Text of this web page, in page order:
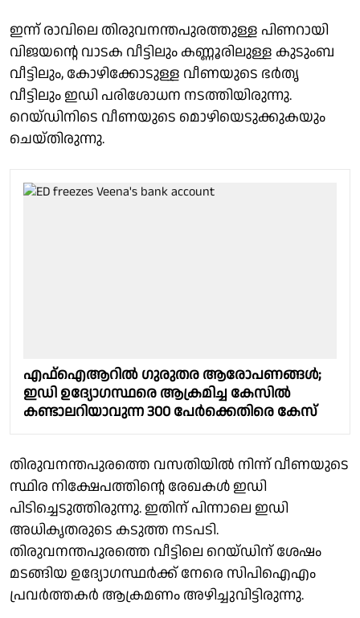
ഇന്ന് രാവിലെ തിരുവനന്തപുരത്തുള്ള പിണറായി
വിജയൻ്റെ വാടക വീട്ടിലും കണ്ണൂരിലുള്ള കുടുംബ
വീട്ടിലും, കോഴിക്കോടുള്ള വീണയുടെ ഭർതൃ
വീട്ടിലും ഇഡി പരിശോധന നടത്തിയിരുന്നു.
റെയ്ഡിനിടെ വീണയുടെ മൊഴിയെടുക്കുകയും
ചെയ്തിരുന്നു.
എഫ്ഐആറിൽ ഗുരുതര ആരോപണങ്ങൾ;
ഇഡി ഉദ്യോഗസ്ഥരെ ആക്രമിച്ച കേസിൽ
കണ്ടാലറിയാവുന്ന 300 പേർക്കെതിരെ കേസ്
തിരുവനന്തപുരത്തെ വസതിയിൽ നിന്ന് വീണയുടെ
സ്ഥിര നിക്ഷേപത്തിൻ്റെ രേഖകൾ ഇഡി
പിടിച്ചെടുത്തിരുന്നു. ഇതിന് പിന്നാലെ ഇഡി
അധികൃതരുടെ കടുത്ത നടപടി.
തിരുവനന്തപുരത്തെ വീട്ടിലെ റെയ്ഡിന് ശേഷം
മടങ്ങിയ ഉദ്യോഗസ്ഥർക്ക് നേരെ സിപിഐഎം
പ്രവർത്തകർ ആക്രമണം അഴിച്ചുവിട്ടിരുന്നു.